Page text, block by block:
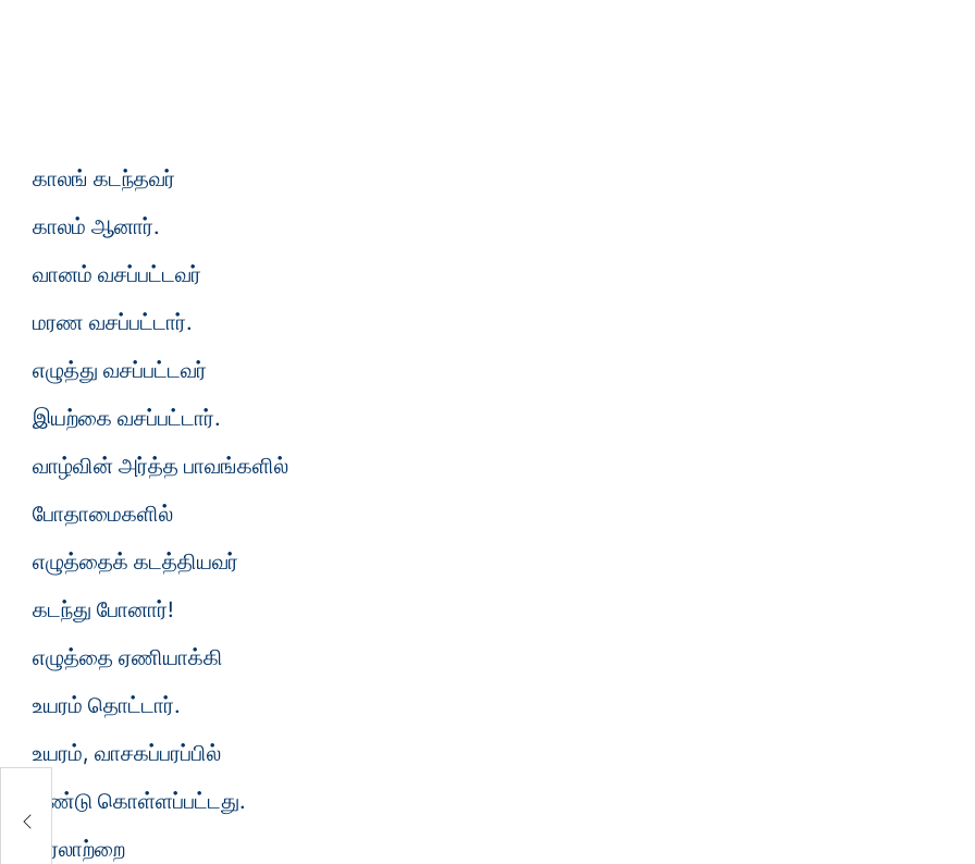
காலங் கடந்தவர்
காலம் ஆனார்.
வானம் வசப்பட்டவர்
மரண வசப்பட்டார்.
எழுத்து வசப்பட்டவர்
இயற்கை வசப்பட்டார்.
வாழ்வின் அர்த்த பாவங்களில்
போதாமைகளில்
எழுத்தைக் கடத்தியவர்
கடந்து போனார்!
எழுத்தை ஏணியாக்கி
உயரம் தொட்டார்.
உயரம், வாசகப்பரப்பில்
கண்டு கொள்ளப்பட்டது.
வரலாற்றை